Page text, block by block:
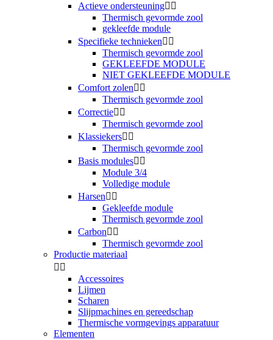
Actieve ondersteuning 
Thermisch gevormde zool
gekleefde module
Specifieke technieken 
Thermisch gevormde zool
GEKLEEFDE MODULE
NIET GEKLEEFDE MODULE
Comfort zolen 
Thermisch gevormde zool
Correctie 
Thermisch gevormde zool
Klassiekers 
Thermisch gevormde zool
Basis modules 
Module 3/4
Volledige module
Harsen 
Gekleefde module
Thermisch gevormde zool
Carbon 
Thermisch gevormde zool
Productie materiaal
 
Accessoires
Lijmen
Scharen
Slijpmachines en gereedschap
Thermische vormgevings apparatuur
Elementen